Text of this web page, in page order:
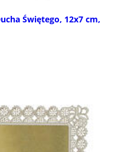
Świętego, 12x7 cm,